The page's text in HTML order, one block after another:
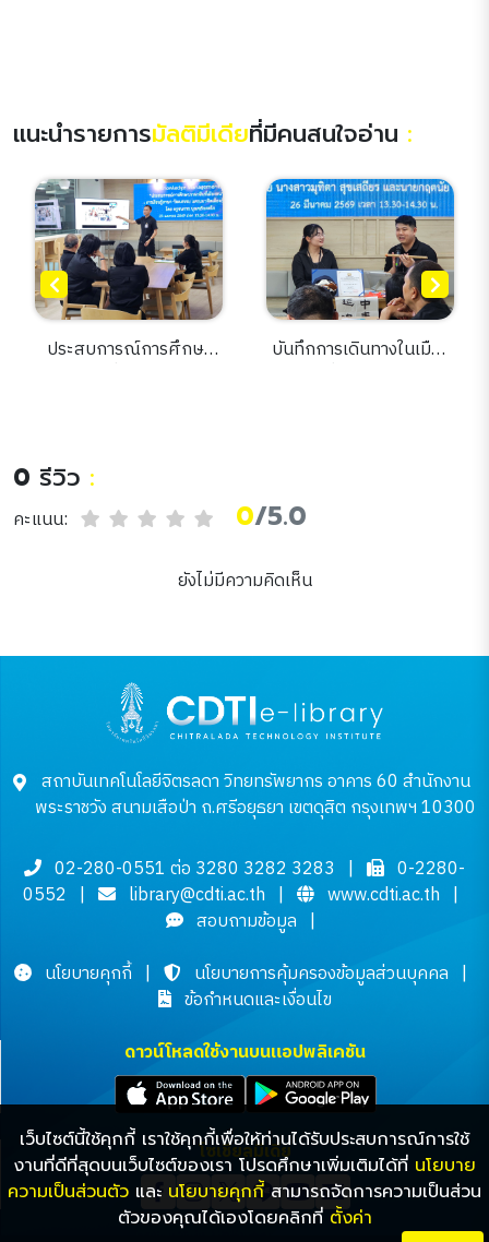
แนะนำรายการมัลติมีเดียที่มีคนสนใจอ่าน :
ประสบการณ์การศึกษา
บันทึกการเดินทางในเมือง
0 รีวิว :
คะแนน: 0/5.0
ยังไม่มีความคิดเห็น
เว็บไซต์นี้ใช้คุกกี้ เราใช้คุกกี้เพื่อให้ท่านได้รับประสบการณ์การใช้
งานที่ดีที่สุดบนเว็บไซต์ของเรา โปรดศึกษาเพิ่มเติมได้ที่ นโยบาย
ความเป็นส่วนตัว และ นโยบายคุกกี้ สามารถจัดการความเป็นส่วน
ตัวของคุณได้เองโดยคลิกที่ ตั้งค่า
สถาบันเทคโนโลยีจิตรลดา วิทยทรัพยากร อาคาร 60 สำนักงาน
พระราชวัง สนามเสือป่า ถ.ศรีอยุธยา เขตดุสิต กรุงเทพฯ 10300
02-280-0551 ต่อ 3280 3282 3283 |
0-2280-
0552 | library@cdti.ac.th | www.cdti.ac.th |
สอบถามข้อมูล |
นโยบายคุกกี้ | นโยบายการคุ้มครองข้อมูลส่วนบุคคล |
ข้อกำหนดและเงื่อนไข
ดาวน์โหลดใช้งานบนแอปพลิเคชัน
โซเชียลมีเดีย